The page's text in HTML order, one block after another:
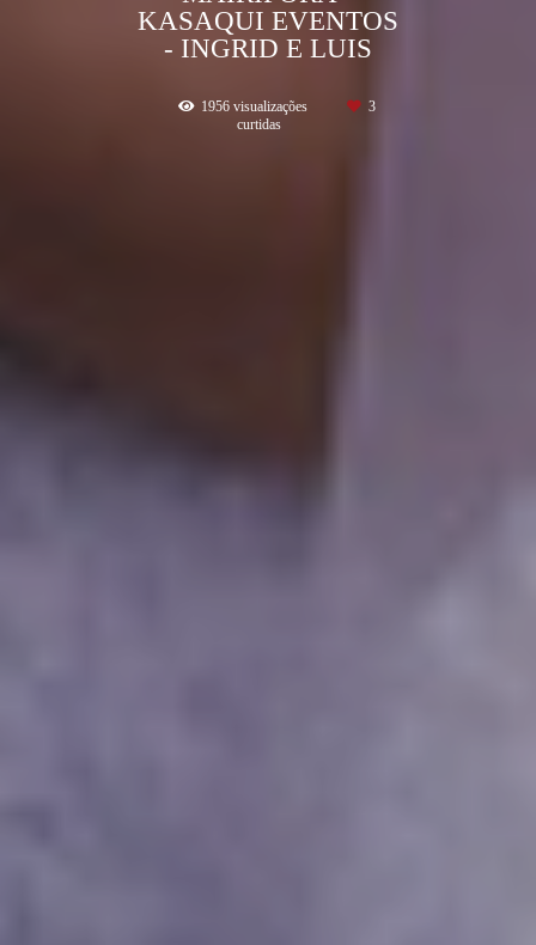
KASAQUI EVENTOS
- INGRID E LUIS
1956 visualizações
3
curtidas